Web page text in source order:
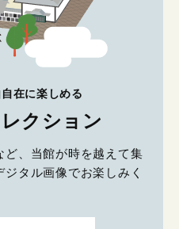
在に楽しめる
クション
ど、当館が時を越えて集
タル画像でお楽しみく